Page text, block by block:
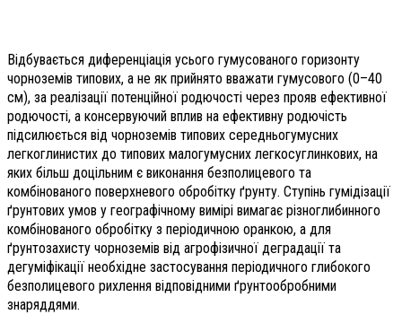
Відбувається диференціація усього гумусованого горизонту
чорноземів типових, а не як прийнято вважати гумусового (0–40
см), за реалізації потенційної родючості через прояв ефективної
родючості, а консервуючий вплив на ефективну родючість
підсилюється від чорноземів типових середньогумусних
легкоглинистих до типових малогумусних легкосуглинкових, на
яких більш доцільним є виконання безполицевого та
комбінованого поверхневого обробітку ґрунту. Ступінь гумідізації
ґрунтових умов у географічному вимірі вимагає різноглибинного
комбінованого обробітку з періодичною оранкою, а для
ґрунтозахисту чорноземів від агрофізичної деградації та
дегуміфікації необхідне застосування періодичного глибокого
безполицевого рихлення відповідними ґрунтообробними
знаряддями.